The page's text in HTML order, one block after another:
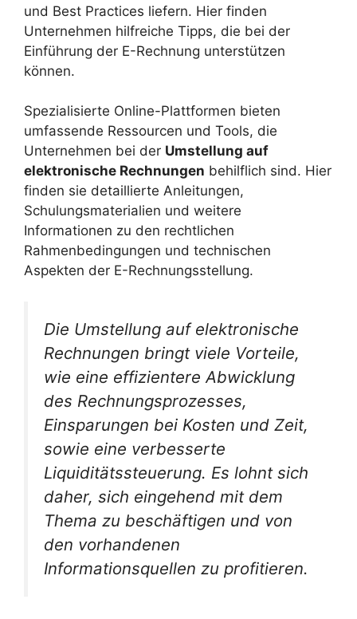
und Best Practices liefern. Hier finden
Unternehmen hilfreiche Tipps, die bei der
Einführung der E-Rechnung unterstützen
können.
Spezialisierte Online-Plattformen bieten
umfassende Ressourcen und Tools, die
Unternehmen bei der Umstellung auf
elektronische Rechnungen behilflich sind. Hier
finden sie detaillierte Anleitungen,
Schulungsmaterialien und weitere
Informationen zu den rechtlichen
Rahmenbedingungen und technischen
Aspekten der E-Rechnungsstellung.
Die Umstellung auf elektronische
Rechnungen bringt viele Vorteile,
wie eine effizientere Abwicklung
des Rechnungsprozesses,
Einsparungen bei Kosten und Zeit,
sowie eine verbesserte
Liquiditätssteuerung. Es lohnt sich
daher, sich eingehend mit dem
Thema zu beschäftigen und von
den vorhandenen
Informationsquellen zu profitieren.